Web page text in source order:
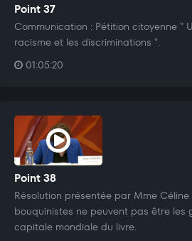
Point 37
Communication : Pétition citoyenne "
racisme et les discriminations ".
01:05:20
Point 38
Résolution présentée par Mme Céline
bouquinistes ne peuvent pas être les
capitale mondiale du livre.